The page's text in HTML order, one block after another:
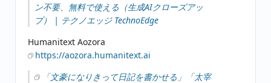
ン不要、無料で使える（生成AIクローズアッ
プ） | テクノエッジ TechnoEdge
Humanitext Aozora
https://aozora.humanitext.ai
「文豪になりきって日記を書かせる」「太宰